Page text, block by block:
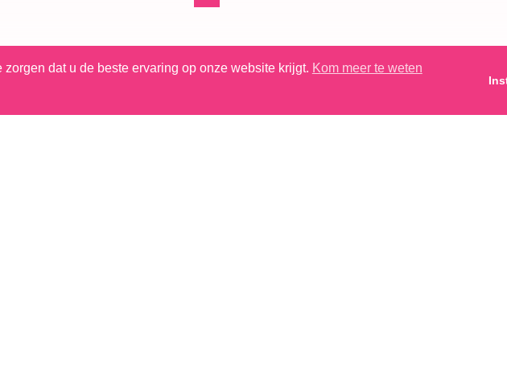
dat u de beste ervaring op onze website krijgt. Kom meer te weten